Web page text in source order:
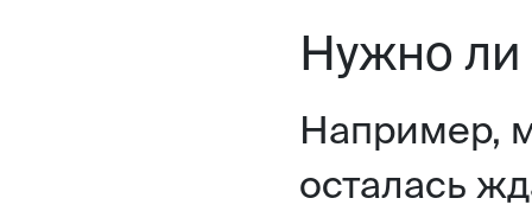
Нужно ли
Например,
осталась